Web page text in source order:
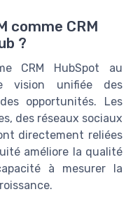
comme CRM
?
CRM HubSpot au
vision unifiée des
opportunités. Les
des réseaux sociaux
directement reliées
améliore la qualité
à mesurer la